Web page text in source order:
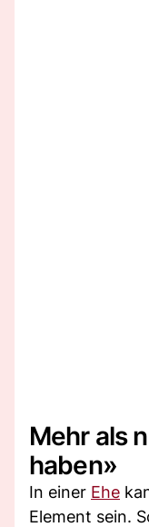
Mehr als
haben»
In einer Ehe
Element sein.